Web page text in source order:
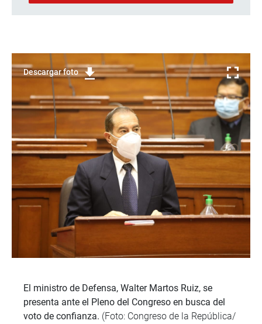
Descargar foto
El ministro de Defensa, Walter Martos Ruiz, se
presenta ante el Pleno del Congreso en busca del
voto de confianza. (Foto: Congreso de la República/